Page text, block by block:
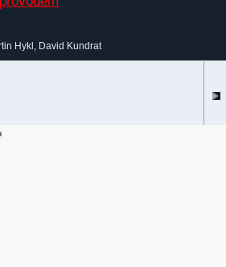
Hykl, David Kundrat